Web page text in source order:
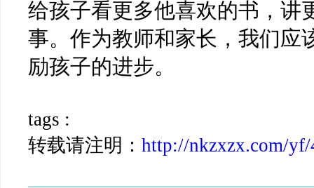
给孩子看更多他喜欢的书，讲
事。作为教师和家长，我们应
励孩子的进步。
tags :
转载请注明： http://nkzxzx.com/